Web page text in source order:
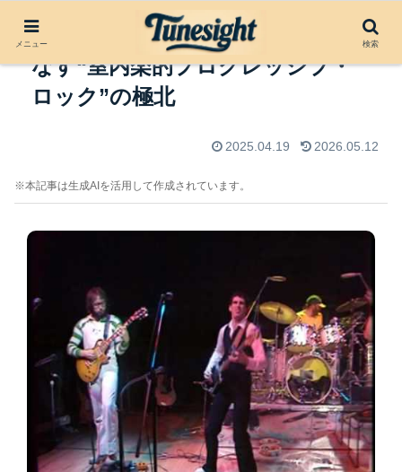
Gentle Giant──知性と技巧が織り
なす“室内楽的プログレッシブ・
ロック”の極北
2025.04.19 2026.05.12
※本記事は生成AIを活用して作成されています。
メニュー 検索